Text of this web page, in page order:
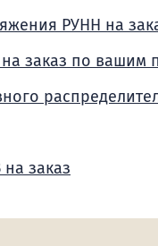
РУНН на
заказ по вашим
заказ